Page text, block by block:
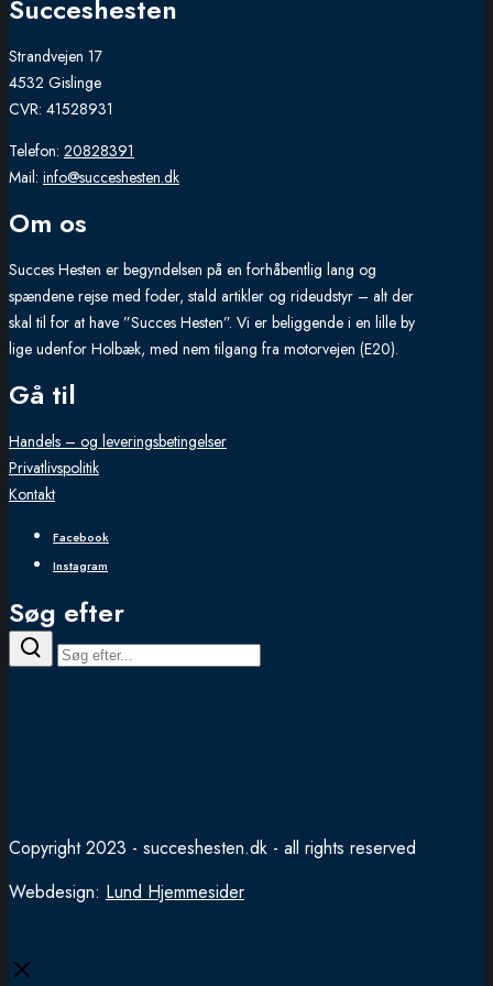
Succeshesten
Strandvejen 17
4532 Gislinge
CVR: 41528931
Telefon: 20828391
Mail: info@succeshesten.dk
Om os
Succes Hesten er begyndelsen på en forhåbentlig lang og
spændene rejse med foder, stald artikler og rideudstyr – alt der
skal til for at have ”Succes Hesten”. Vi er beliggende i en lille by
lige udenfor Holbæk, med nem tilgang fra motorvejen (E20).
Gå til
Handels – og leveringsbetingelser
Privatlivspolitik
Kontakt
Facebook
Instagram
Søg efter
Copyright 2023 - succeshesten.dk - all rights reserved
Webdesign: Lund Hjemmesider
Close